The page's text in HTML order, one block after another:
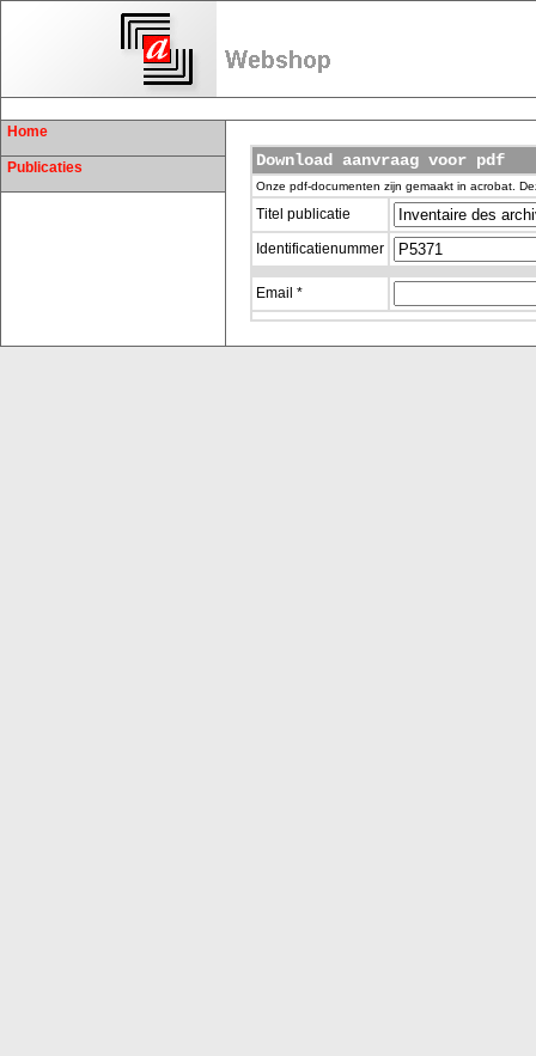
Home
Publicaties Download aanvraag voor pdf
Onze pdf-documenten zijn gemaakt in acrobat.
Titel publicatie
Identificatienummer
Email *